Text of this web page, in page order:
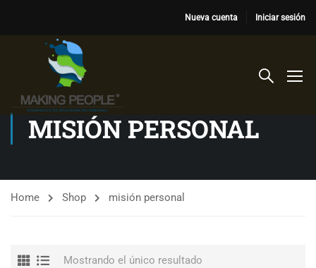
Nueva cuenta Iniciar sesión
MISIÓN PERSONAL
Home Shop misión personal
Mostrando el único resultado